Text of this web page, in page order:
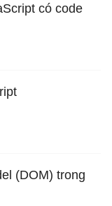
có code
(DOM) trong